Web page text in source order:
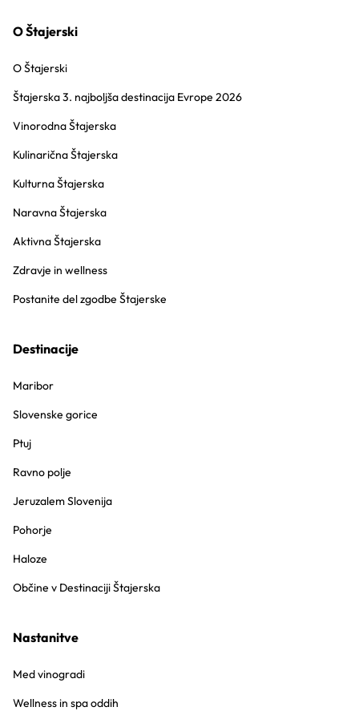
O Štajerski
O Štajerski
Štajerska 3. najboljša destinacija Evrope 2026
Vinorodna Štajerska
Kulinarična Štajerska
Kulturna Štajerska
Naravna Štajerska
Aktivna Štajerska
Zdravje in wellness
Postanite del zgodbe Štajerske
Destinacije
Maribor
Slovenske gorice
Ptuj
Ravno polje
Jeruzalem Slovenija
Pohorje
Haloze
Občine v Destinaciji Štajerska
Nastanitve
Med vinogradi
Wellness in spa oddih